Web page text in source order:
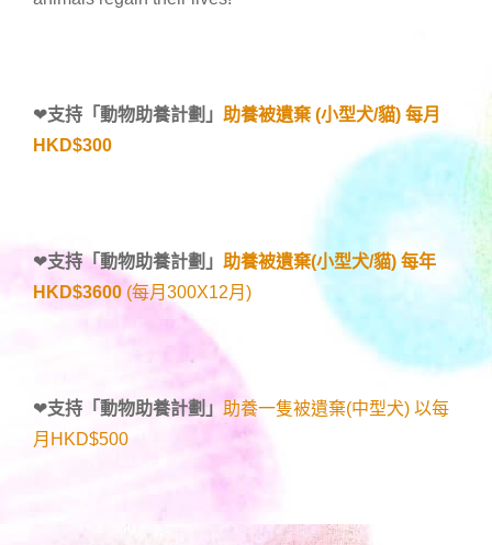
❤支持「動物助養計劃 」 助養被遺棄 (小型犬/貓) 每月
HKD$300
❤支持「動物助養計劃 」 助養被遺棄(小型犬/貓) 每年
HKD$3600 (每月300X12月)
❤支持「動物助養計劃 」 助養一隻被遺棄(中型犬) 以每
月HKD$500